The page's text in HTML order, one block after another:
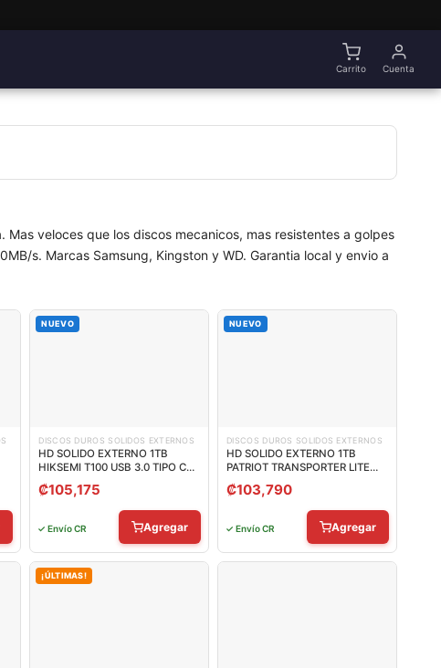
Carrito Cuenta
veloces que los discos mecanicos, mas resistentes a golpes
s. Marcas Samsung, Kingston y WD. Garantia local y envio a
NUEVO
DISCOS DUROS SOLIDOS EXTERNOS
HD SOLIDO EXTERNO 1TB
HIKSEMI T100 USB 3.0 TIPO C
450 MB/S 400 MB/S HS-ESSD-
T100 BLACK 1024G
₡105,175
✓ Envío CR Agregar
NUEVO
DISCOS DUROS SOLIDOS EXTERNOS
HD SOLIDO EXTERNO 1TB
PATRIOT TRANSPORTER LITE
USB 3.2 GEN 2 1000 MB/S 1000
MB/S PTPL1TBPECB
₡103,790
✓ Envío CR Agregar
¡ÚLTIMAS!